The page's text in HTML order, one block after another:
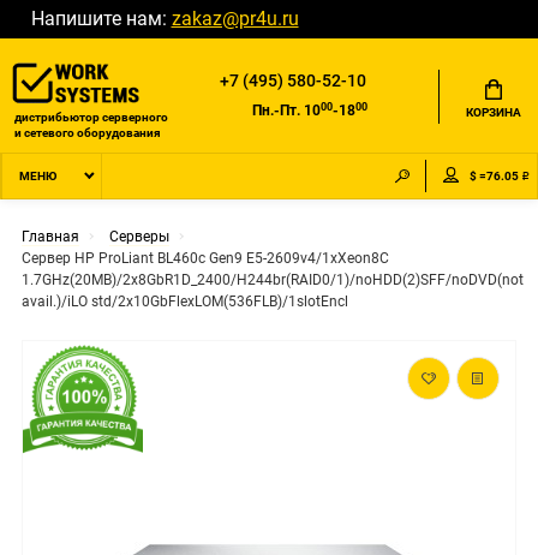
Напишите нам: zakaz@pr4u.ru
дистрибьютор серверного
и сетевого оборудования
+7 (495) 580-52-10
Пн.-Пт. 1000-1800 КОРЗИНА
МЕНЮ $ =76.05 ₽
Главная
Серверы
Сервер HP ProLiant BL460c Gen9 E5-2609v4/1xXeon8C
1.7GHz(20MB)/2x8GbR1D_2400/H244br(RAID0/1)/noHDD(2)SFF/noDVD(not
avail.)/iLO std/2x10GbFlexLOM(536FLB)/1slotEncl